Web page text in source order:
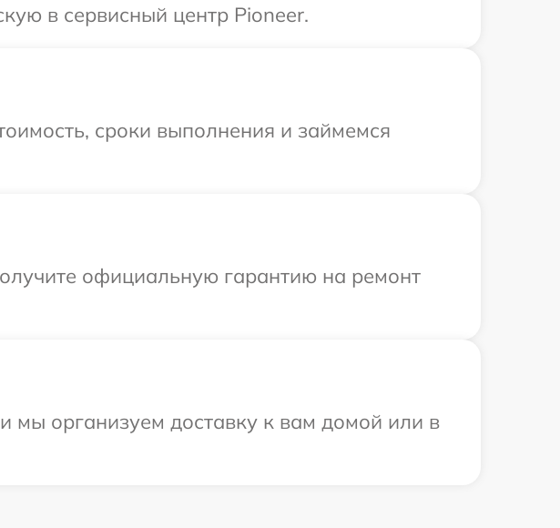
в сервисный центр Pioneer.
сроки выполнения и займемся
официальную гарантию на ремонт
организуем доставку к вам домой или в